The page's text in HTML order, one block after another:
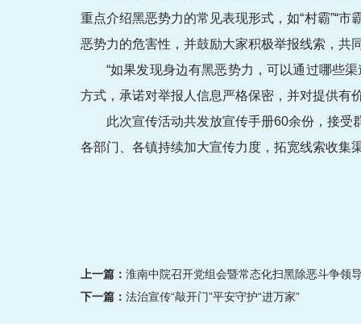
重点介绍黑恶势力的常见表现形式，如“村霸”“市
恶势力的危害性，并鼓励大家积极举报线索，共
“如果发现身边有黑恶势力，可以通过哪些
方式，承诺对举报人信息严格保密，并对提供有
此次宣传活动共发放宣传手册60余份，接
各部门、各镇持续加大宣传力度，拓宽线索收集
上一篇： 淮南中院召开党组会暨常态化扫黑除恶斗争领
下一篇： 法治宣传“敲开门”平安守护“进万家”